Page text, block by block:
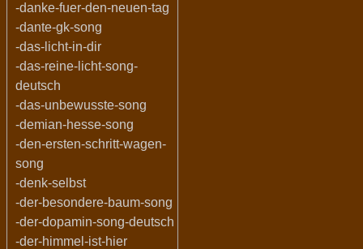
-danke-fuer-den-neuen-tag
-dante-gk-song
-das-licht-in-dir
-das-reine-licht-song-
deutsch
-das-unbewusste-song
-demian-hesse-song
-den-ersten-schritt-wagen-
song
-denk-selbst
-der-besondere-baum-song
-der-dopamin-song-deutsch
-der-himmel-ist-hier